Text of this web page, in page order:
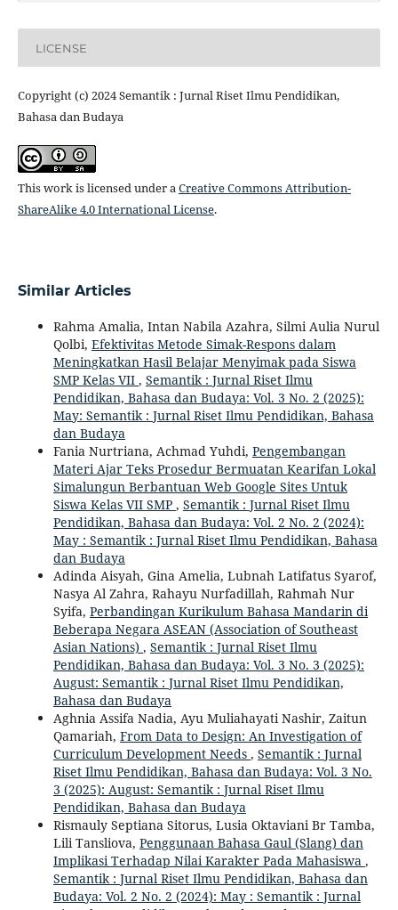
LICENSE
Copyright (c) 2024 Semantik : Jurnal Riset Ilmu Pendidikan,
Bahasa dan Budaya
This work is licensed under aCreative Commons Attribution-
ShareAlike 4.0 International License.
Similar Articles
Rahma Amalia, Intan Nabila Azahra, Silmi Aulia Nurul
Qolbi, Efektivitas Metode Simak-Respons dalam
Meningkatkan Hasil Belajar Menyimak pada Siswa
SMP Kelas VII , Semantik : Jurnal Riset Ilmu
Pendidikan, Bahasa dan Budaya: Vol. 3 No. 2 (2025):
May: Semantik : Jurnal Riset Ilmu Pendidikan, Bahasa
dan Budaya
Fania Nurtriana, Achmad Yuhdi, Pengembangan
Materi Ajar Teks Prosedur Bermuatan Kearifan Lokal
Simalungun Berbantuan Web Google Sites Untuk
Siswa Kelas VII SMP , Semantik : Jurnal Riset Ilmu
Pendidikan, Bahasa dan Budaya: Vol. 2 No. 2 (2024):
May : Semantik : Jurnal Riset Ilmu Pendidikan, Bahasa
dan Budaya
Adinda Aisyah, Gina Amelia, Lubnah Latifatus Syarof,
Nasya Al Zahra, Rahayu Nurfadillah, Rahmah Nur
Syifa, Perbandingan Kurikulum Bahasa Mandarin di
Beberapa Negara ASEAN (Association of Southeast
Asian Nations) , Semantik : Jurnal Riset Ilmu
Pendidikan, Bahasa dan Budaya: Vol. 3 No. 3 (2025):
August: Semantik : Jurnal Riset Ilmu Pendidikan,
Bahasa dan Budaya
Aghnia Assifa Nadia, Ayu Muliahayati Nashir, Zaitun
Qamariah, From Data to Design: An Investigation of
Curriculum Development Needs , Semantik : Jurnal
Riset Ilmu Pendidikan, Bahasa dan Budaya: Vol. 3 No.
3 (2025): August: Semantik : Jurnal Riset Ilmu
Pendidikan, Bahasa dan Budaya
Rismauly Septiana Sitorus, Lusia Oktaviani Br Tamba,
Lili Tansliova, Penggunaan Bahasa Gaul (Slang) dan
Implikasi Terhadap Nilai Karakter Pada Mahasiswa ,
Semantik : Jurnal Riset Ilmu Pendidikan, Bahasa dan
Budaya: Vol. 2 No. 2 (2024): May : Semantik : Jurnal